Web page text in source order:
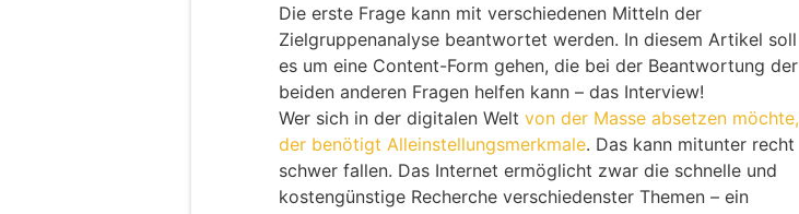
Die erste Frage kann mit verschiedenen Mitteln der
Zielgruppenanalyse beantwortet werden. In diesem Artikel soll
es um eine Content-Form gehen, die bei der Beantwortung der
beiden anderen Fragen helfen kann – das Interview!
Wer sich in der digitalen Welt von der Masse absetzen möchte,
der benötigt Alleinstellungsmerkmale. Das kann mitunter recht
schwer fallen. Das Internet ermöglicht zwar die schnelle und
kostengünstige Recherche verschiedenster Themen – ein